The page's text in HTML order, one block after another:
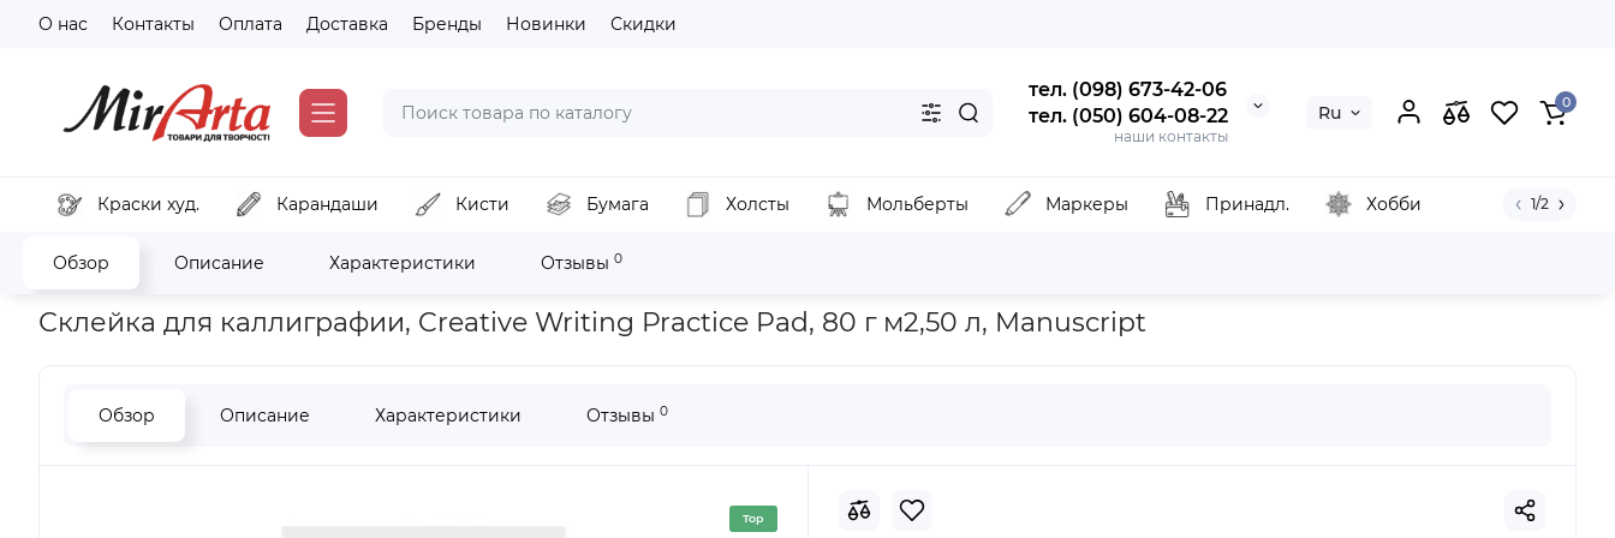
О нас Контакты Оплата Доставка Бренды Новинки Скидки
тел. (098) 673-42-06
тел. (050) 604-08-22
наши контакты
Ru 0
Краски худ. Карандаши Кисти Бумага Холсты Мольберты Маркеры Принадл. Хобби 1/2
Обзор Описание Характеристики Отзывы 0
Главная Бумага и картон Бумага для каллиграфии Склейка для каллиграфии, Creative Writing Practice Pad, 80 г м2,50 л, Manuscript
Склейка для каллиграфии, Creative Writing Practice Pad, 80 г м2,50 л, Manuscript
Обзор Описание Характеристики Отзывы 0
Top